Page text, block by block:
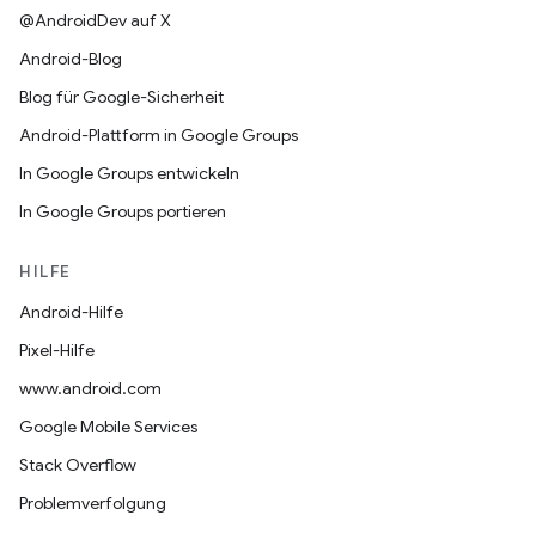
@AndroidDev auf X
Android-Blog
Blog für Google-Sicherheit
Android-Plattform in Google Groups
In Google Groups entwickeln
In Google Groups portieren
HILFE
Android-Hilfe
Pixel-Hilfe
www.android.com
Google Mobile Services
Stack Overflow
Problemverfolgung